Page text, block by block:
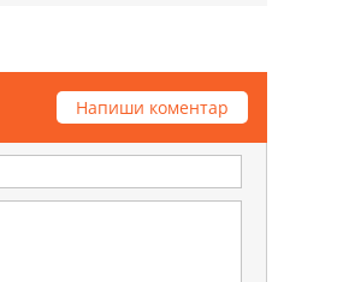
Напиши коментар